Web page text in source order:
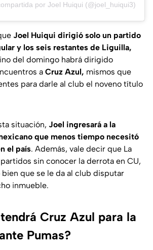
por Joel Huiqui (@joel_huiqui3)
Joel Huiqui dirigió solo un partido
y los seis restantes de Liguilla,
del domingo habrá dirigido
a Cruz Azul, mismos que
para darle al club el noveno título
situación, Joel ingresará a la
que menos tiempo necesitó
el país. Además, vale decir que La
sin conocer la derrota en CU,
bien que se le da al club disputar
inmueble.
Cruz Azul para la
Pumas?